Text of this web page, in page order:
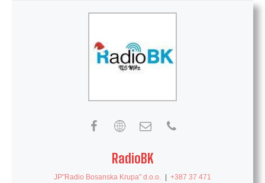
RadioBK
JP"Radio Bosanska Krupa" d.o.o. +387 37 471